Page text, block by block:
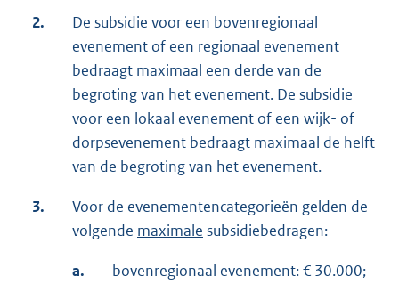
2.
De subsidie voor een bovenregionaal
evenement of een regionaal evenement
bedraagt maximaal een derde van de
begroting van het evenement. De subsidie
voor een lokaal evenement of een wijk- of
dorpsevenement bedraagt maximaal de helft
van de begroting van het evenement.
3.
Voor de evenementencategorieën gelden de
volgende maximale subsidiebedragen:
a. bovenregionaal evenement: € 30.000;